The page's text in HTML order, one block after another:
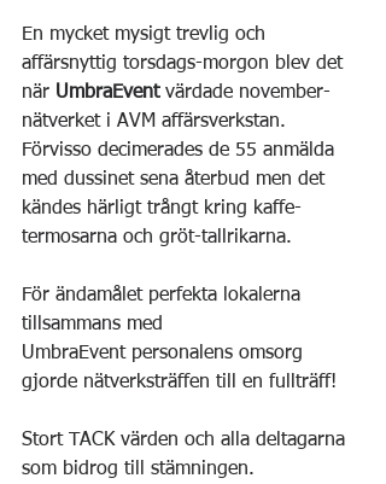
En mycket mysigt trevlig och
affärsnyttig torsdags-morgon blev det
när UmbraEvent värdade november-
nätverket i AVM affärsverkstan.
Förvisso decimerades de 55 anmälda
med dussinet sena återbud men det
kändes härligt trångt kring kaffe-
termosarna och gröt-tallrikarna.
För ändamålet perfekta lokalerna
tillsammans med
UmbraEvent personalens omsorg
gjorde nätverksträffen till en fullträff!
Stort TACK värden och alla deltagarna
som bidrog till stämningen.